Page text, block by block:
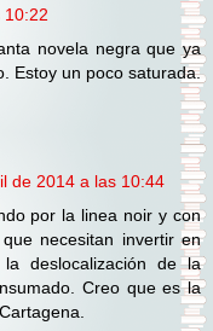
10:22
novela negra que ya
Estoy un poco saturada.
de 2014 a las 10:44
por la linea noir y con
necesitan invertir en
deslocalización de la
Creo que es la